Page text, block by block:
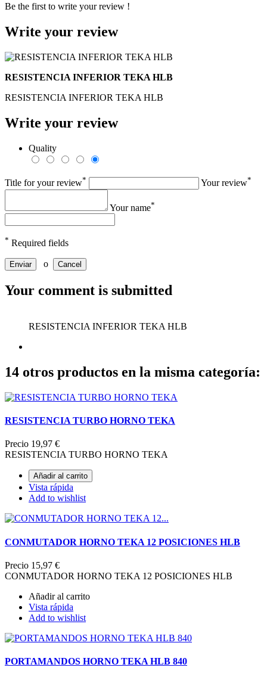
Be the first to write your review !
Write your review
RESISTENCIA INFERIOR TEKA HLB
RESISTENCIA INFERIOR TEKA HLB
Write your review
Quality
Title for your review* Your review*
Your name*
* Required fields
Enviar o Cancel
Your comment is submitted
RESISTENCIA INFERIOR TEKA HLB
14 otros productos en la misma categoría:
RESISTENCIA TURBO HORNO TEKA
Precio 19,97 €
RESISTENCIA TURBO HORNO TEKA
Añadir al carrito
Vista rápida
Add to wishlist
CONMUTADOR HORNO TEKA 12 POSICIONES HLB
Precio 15,97 €
CONMUTADOR HORNO TEKA 12 POSICIONES HLB
Añadir al carrito
Vista rápida
Add to wishlist
PORTAMANDOS HORNO TEKA HLB 840